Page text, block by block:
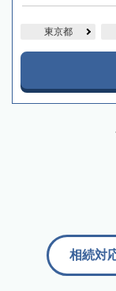
東京都
相続対